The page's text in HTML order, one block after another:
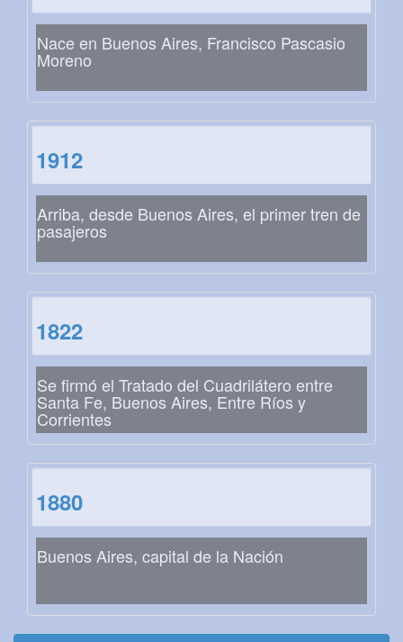
Nace en Buenos Aires, Francisco Pascasio
Moreno
1912
Arriba, desde Buenos Aires, el primer tren de
pasajeros
1822
Se firmó el Tratado del Cuadrilátero entre
Santa Fe, Buenos Aires, Entre Ríos y
Corrientes
1880
Buenos Aires, capital de la Nación